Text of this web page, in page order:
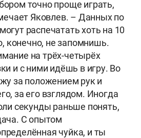
точно проще играть,
Яковлев. – Данных по
распечатать хоть на 10
конечно, не запомнишь.
на трёх-четырёх
и с ними идёшь в игру. Во
за положением рук и
за его взглядом. Иногда
секунды раньше понять,
С опытом
чуйка, и ты